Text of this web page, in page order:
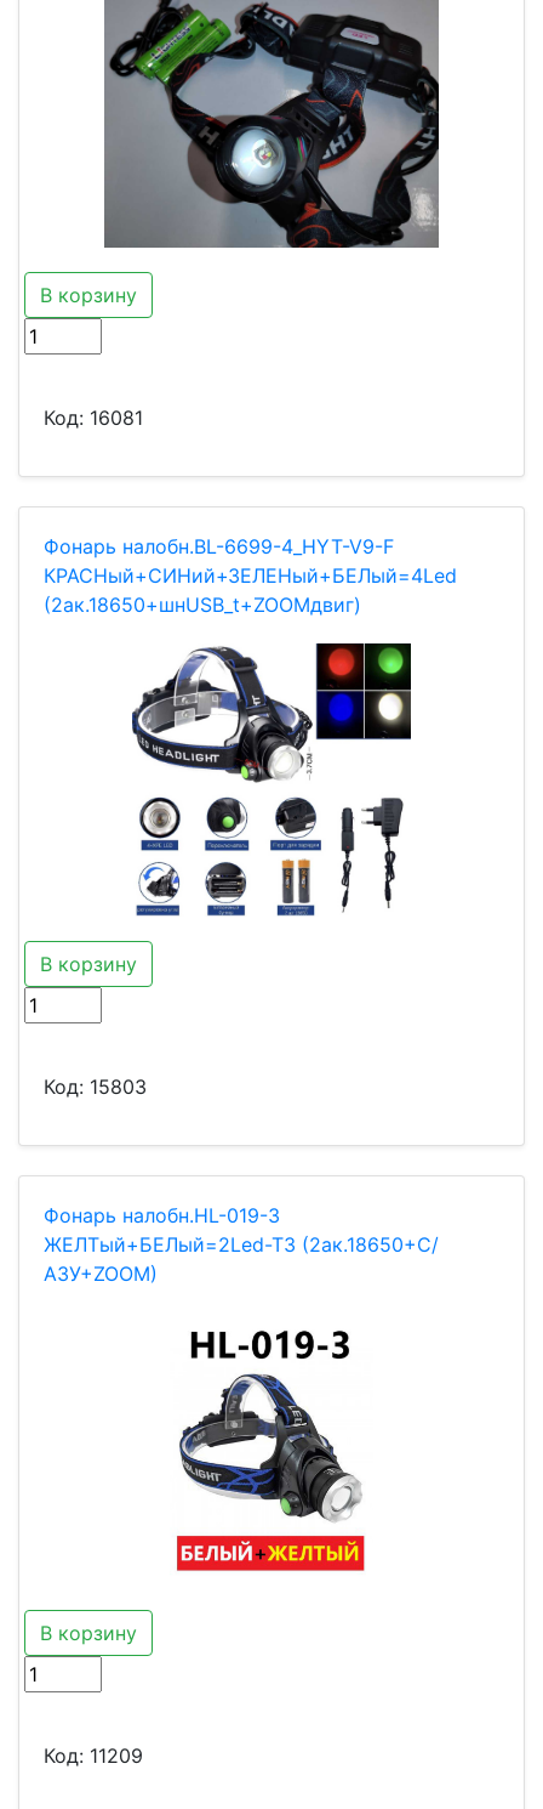
В корзину
Код: 16081
Фонарь налобн.BL-6699-4_HYT-V9-F
КРАСНый+СИНий+ЗЕЛЕНый+БЕЛый=4Led
(2ак.18650+шнUSB_t+ZOOMдвиг)
В корзину
Код: 15803
Фонарь налобн.HL-019-3
ЖЕЛТый+БЕЛый=2Led-T3 (2ак.18650+С/
АЗУ+ZOOM)
В корзину
Код: 11209